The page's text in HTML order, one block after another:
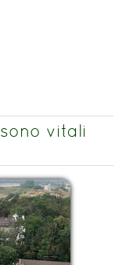
vitali